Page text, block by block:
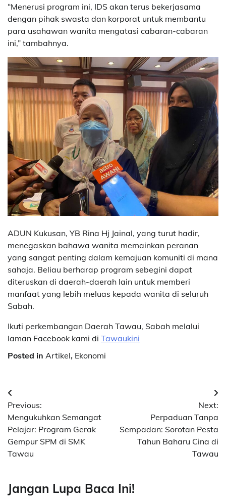
“Menerusi program ini, IDS akan terus bekerjasama
dengan pihak swasta dan korporat untuk membantu
para usahawan wanita mengatasi cabaran-cabaran
ini,” tambahnya.
ADUN Kukusan, YB Rina Hj Jainal, yang turut hadir,
menegaskan bahawa wanita memainkan peranan
yang sangat penting dalam kemajuan komuniti di mana
sahaja. Beliau berharap program sebegini dapat
diteruskan di daerah-daerah lain untuk memberi
manfaat yang lebih meluas kepada wanita di seluruh
Sabah.
Ikuti perkembangan Daerah Tawau, Sabah melalui
laman Facebook kami di Tawaukini
Posted in Artikel, Ekonomi
Post
navigation
Previous:
Mengukuhkan Semangat
Pelajar: Program Gerak
Gempur SPM di SMK
Tawau
Next:
Perpaduan Tanpa
Sempadan: Sorotan Pesta
Tahun Baharu Cina di
Tawau
Jangan Lupa Baca Ini!